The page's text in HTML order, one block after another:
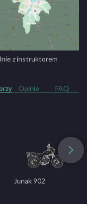
z instruktorem
Opinie FAQ
Junak 902